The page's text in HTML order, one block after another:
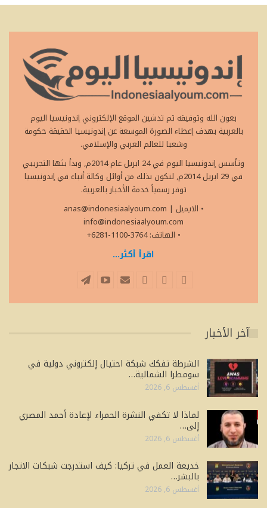
بعون الله وتوفيقه تم تدشين الموقع الإلكتروني إندونيسيا اليوم
بالعربية بهدف إعطاء الصورة الموسعة عن إندونيسيا الحقيقة حكومة
وشعبا للعالم العربي والإسلامي.
وتأسس إندونيسيا اليوم في 24 ابريل عام 2014م, وبدأ بثها التجريبي
في 29 ابريل 2014م, لتكون بذلك من أوائل وكالة أنباء في إندونيسيا
توفر رسمياً خدمة الأخبار بالعربية.
• الايميل
anas@indonesiaalyoum.com |
info@indonesiaalyoum.com
• الهاتف: 3764-1100-6281+
اقرأ أكثر...
آخر الأخبار
الشرطة تفكك شبكة احتيال إلكتروني دولية في
سومطرا الشمالية…
أغسطس 6, 2026
لماذا لا تكفي النشرة الحمراء لإعادة أحمد المصري
إلى…
أغسطس 6, 2026
خديعة العمل في تركيا: كيف استدرجت شبكات الاتجار
بالبشر…
أغسطس 6, 2026